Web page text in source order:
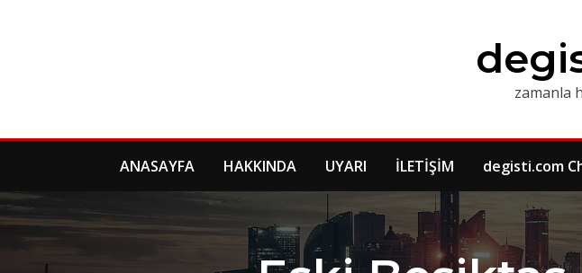
zamanla
ANASAYFA HAKKINDA UYARI İLETİŞİM degisti.com